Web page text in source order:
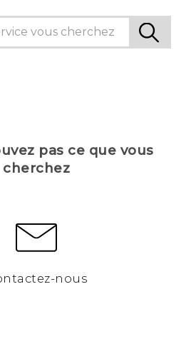
pas ce que vous
cherchez
nous